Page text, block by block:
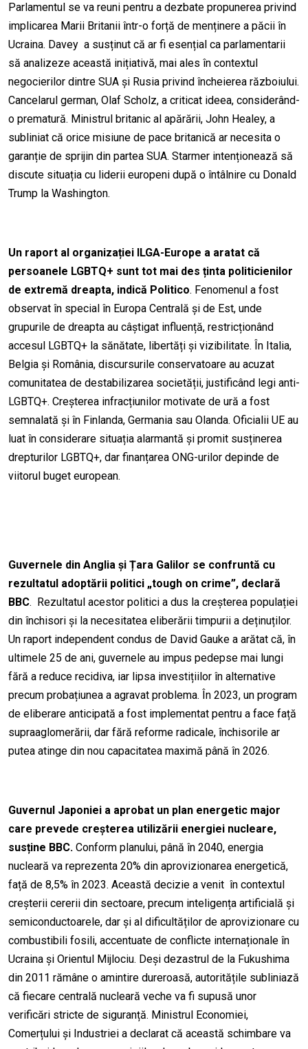
Parlamentul se va reuni pentru a dezbate propunerea privind
implicarea Marii Britanii într-o forță de menținere a păcii în
Ucraina. Davey a susținut că ar fi esențial ca parlamentarii
să analizeze această inițiativă, mai ales în contextul
negocierilor dintre SUA și Rusia privind încheierea războiului.
Cancelarul german, Olaf Scholz, a criticat ideea, considerând-
o prematură. Ministrul britanic al apărării, John Healey, a
subliniat că orice misiune de pace britanică ar necesita o
garanție de sprijin din partea SUA. Starmer intenționează să
discute situația cu liderii europeni după o întâlnire cu Donald
Trump la Washington.
Un raport al organizației ILGA-Europe a aratat că
persoanele LGBTQ+ sunt tot mai des ținta politicienilor
de extremă dreapta, indică Politico. Fenomenul a fost
observat în special în Europa Centrală și de Est, unde
grupurile de dreapta au câștigat influență, restricționând
accesul LGBTQ+ la sănătate, libertăți și vizibilitate. În Italia,
Belgia și România, discursurile conservatoare au acuzat
comunitatea de destabilizarea societății, justificând legi anti-
LGBTQ+. Creșterea infracțiunilor motivate de ură a fost
semnalată și în Finlanda, Germania sau Olanda. Oficialii UE au
luat în considerare situația alarmantă și promit susținerea
drepturilor LGBTQ+, dar finanțarea ONG-urilor depinde de
viitorul buget european.
Guvernele din Anglia și Țara Galilor se confruntă cu
rezultatul adoptării politici „tough on crime”, declară
BBC. Rezultatul acestor politici a dus la creșterea populației
din închisori și la necesitatea eliberării timpurii a deținuților.
Un raport independent condus de David Gauke a arătat că, în
ultimele 25 de ani, guvernele au impus pedepse mai lungi
fără a reduce recidiva, iar lipsa investițiilor în alternative
precum probațiunea a agravat problema. În 2023, un program
de eliberare anticipată a fost implementat pentru a face față
supraaglomerării, dar fără reforme radicale, închisorile ar
putea atinge din nou capacitatea maximă până în 2026.
Guvernul Japoniei a aprobat un plan energetic major
care prevede creșterea utilizării energiei nucleare,
susține BBC. Conform planului, până în 2040, energia
nucleară va reprezenta 20% din aprovizionarea energetică,
față de 8,5% în 2023. Această decizie a venit în contextul
creșterii cererii din sectoare, precum inteligența artificială și
semiconductoarele, dar și al dificultăților de aprovizionare cu
combustibili fosili, accentuate de conflicte internaționale în
Ucraina și Orientul Mijlociu. Deși dezastrul de la Fukushima
din 2011 rămâne o amintire dureroasă, autoritățile subliniază
că fiecare centrală nucleară veche va fi supusă unor
verificări stricte de siguranță. Ministrul Economiei,
Comerțului și Industriei a declarat că această schimbare va